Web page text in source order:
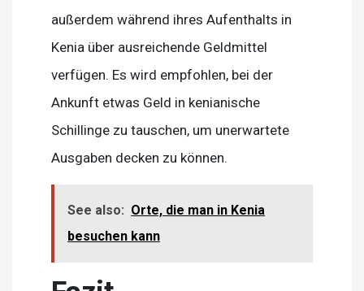
außerdem während ihres Aufenthalts in
Kenia über ausreichende Geldmittel
verfügen. Es wird empfohlen, bei der
Ankunft etwas Geld in kenianische
Schillinge zu tauschen, um unerwartete
Ausgaben decken zu können.
See also: Orte, die man in Kenia
besuchen kann